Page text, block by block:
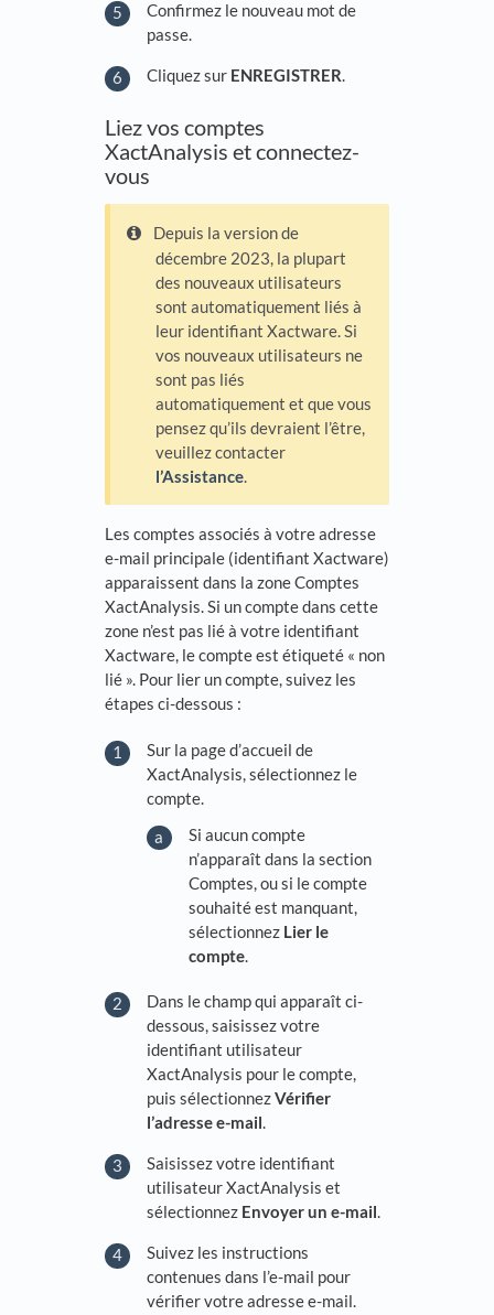
Confirmez le nouveau mot de
passe.
Cliquez sur ENREGISTRER.
Liez vos comptes
XactAnalysis et connectez-
vous
Depuis la version de
décembre 2023, la plupart
des nouveaux utilisateurs
sont automatiquement liés à
leur identifiant Xactware. Si
vos nouveaux utilisateurs ne
sont pas liés
automatiquement et que vous
pensez qu’ils devraient l’être,
veuillez contacter
l’Assistance.
Les comptes associés à votre adresse
e-mail principale (identifiant Xactware)
apparaissent dans la zone Comptes
XactAnalysis. Si un compte dans cette
zone n’est pas lié à votre identifiant
Xactware, le compte est étiqueté « non
lié ». Pour lier un compte, suivez les
étapes ci-dessous :
Sur la page d’accueil de
XactAnalysis, sélectionnez le
compte.
Si aucun compte
n’apparaît dans la section
Comptes, ou si le compte
souhaité est manquant,
sélectionnez Lier le
compte.
Dans le champ qui apparaît ci-
dessous, saisissez votre
identifiant utilisateur
XactAnalysis pour le compte,
puis sélectionnezVérifier
l’adresse e-mail.
Saisissez votre identifiant
utilisateur XactAnalysis et
sélectionnez Envoyer un e-mail.
Suivez les instructions
contenues dans l’e-mail pour
vérifier votre adresse e-mail.